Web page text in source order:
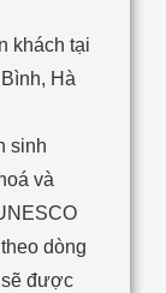
khách tại
Hà
sinh
và
dòng
sẽ được